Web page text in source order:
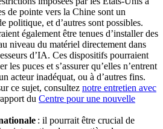
de pointe vers la Chine sont un
politique, et d’autres sont possibles.
également être tenues d’installer des
niveau du matériel directement dans
d’IA. Ces dispositifs pourraient
les puces et s’assurer qu’elles n’entrent
acteur inadéquat, ou à d’autres fins.
ce sujet, consultez notre entretien avec
du Centre pour une nouvelle
: il pourrait être crucial de